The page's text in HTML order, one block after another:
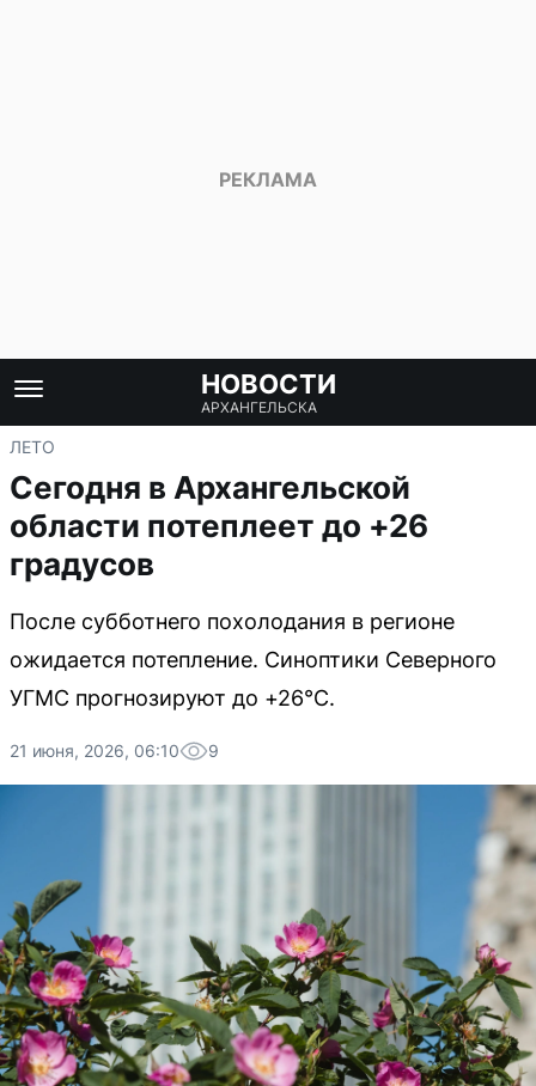
НОВОСТИ
АРХАНГЕЛЬСКА
ЛЕТО
Сегодня в Архангельской
области потеплеет до +26
градусов
После субботнего похолодания в регионе
ожидается потепление. Синоптики Северного
УГМС прогнозируют до +26°C.
21 июня, 2026, 06:10 9